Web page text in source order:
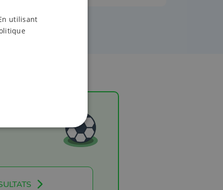
utilisant